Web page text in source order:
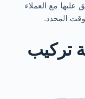
عليها مع العملاء
المحدد.
تركيب